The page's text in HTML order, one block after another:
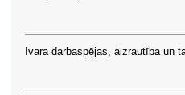
Ivara darbaspējas, aizrautība un